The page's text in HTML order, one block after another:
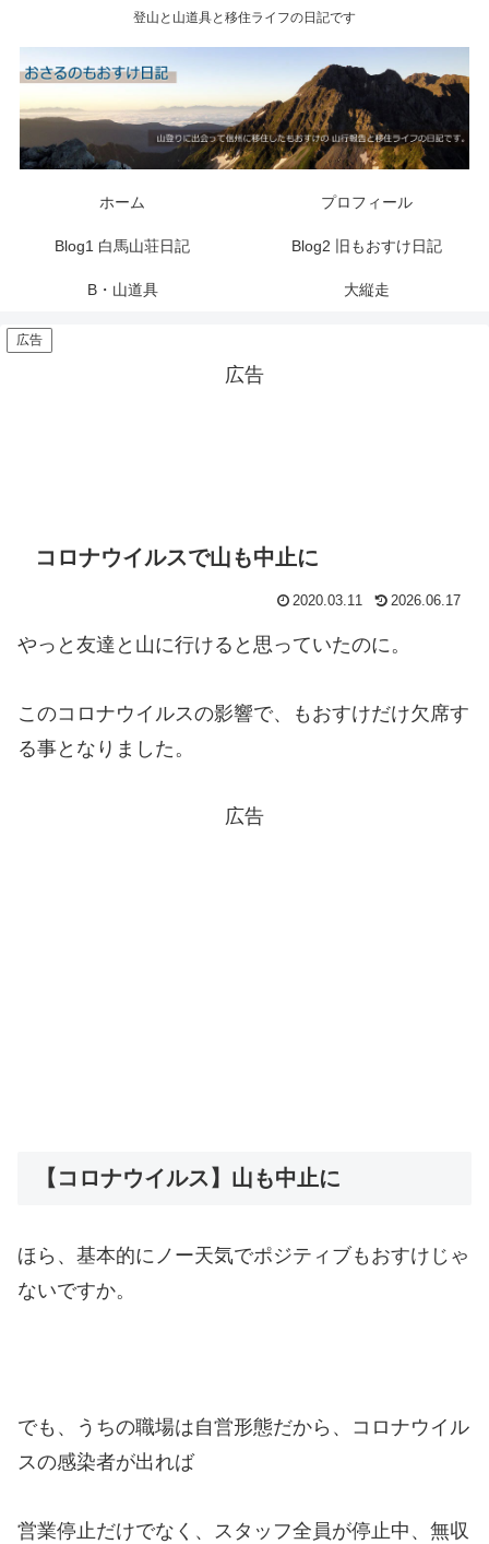
登山と山道具と移住ライフの日記です
ホーム プロフィール
Blog1 白馬山荘日記 Blog2 旧もおすけ日記
B・山道具 大縦走
広告
広告
コロナウイルスで山も中止に
2020.03.11 2026.06.17
やっと友達と山に行けると思っていたのに。
このコロナウイルスの影響で、もおすけだけ欠席す
る事となりました。
広告
【コロナウイルス】山も中止に
ほら、基本的にノー天気でポジティブもおすけじゃ
ないですか。
でも、うちの職場は自営形態だから、コロナウイル
スの感染者が出れば
営業停止だけでなく、スタッフ全員が停止中、無収